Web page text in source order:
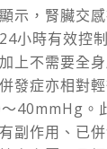
示，腎臟交
小時有效控
上不需要全
發症亦相對
40mmHg。
副作用、已